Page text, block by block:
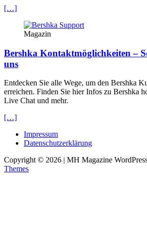
[…]
Magazin
Bershka Kontaktmöglichkeiten –
uns
Entdecken Sie alle Wege, um den Bershka
erreichen. Finden Sie hier Infos zu Bershka
Live Chat und mehr.
[…]
Impressum
Datenschutzerklärung
Copyright © 2026 | MH Magazine
Themes